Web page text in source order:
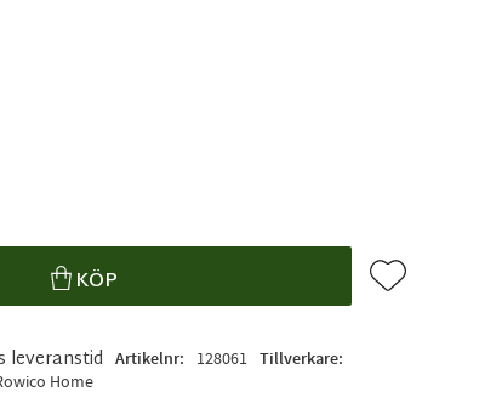
KÖP Lägg till i
leveranstid Artikelnr 128061 Tillverkare
Home